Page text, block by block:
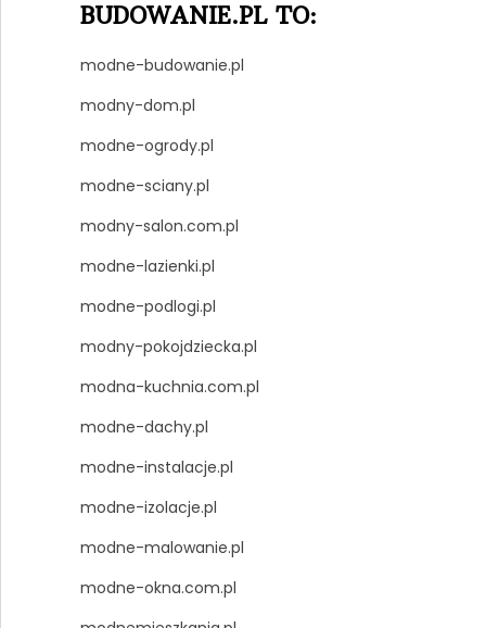
BUDOWANIE.PL TO:
modne-budowanie.pl
modny-dom.pl
modne-ogrody.pl
modne-sciany.pl
modny-salon.com.pl
modne-lazienki.pl
modne-podlogi.pl
modny-pokojdziecka.pl
modna-kuchnia.com.pl
modne-dachy.pl
modne-instalacje.pl
modne-izolacje.pl
modne-malowanie.pl
modne-okna.com.pl